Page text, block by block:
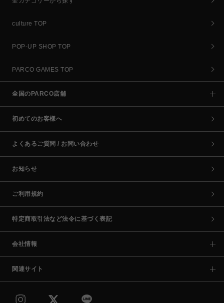
culture TOP
POP-UP SHOP TOP
PARCO GAMES TOP
全国のPARCO店舗
初めてのお客様へ
よくあるご質問 / お問い合わせ
お知らせ
ご利用規約
特定商取引法など法令に基づく表記
会社情報
関連サイト